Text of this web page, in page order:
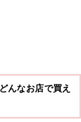
んなお店で買え